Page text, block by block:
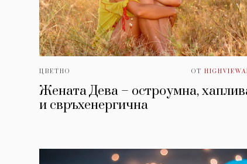
ЦВЕТНО ОТ
Жената Дева – остроумна,
и свръхенергична